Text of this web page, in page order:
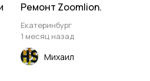
Ремонт Zoomlion.
Екатеринбург
1 месяц назад
Михаил